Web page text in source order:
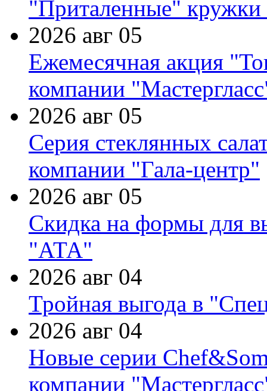
"Приталенные" кружки
2026 авг 05
Ежемесячная акция
компании
2026 авг 05
Серия стеклянных
компании "Гала-центр"
2026 авг 05
Скидка на формы для
"АТА"
2026 авг 04
Тройная выгода в
2026 авг 04
Новые серии
компании